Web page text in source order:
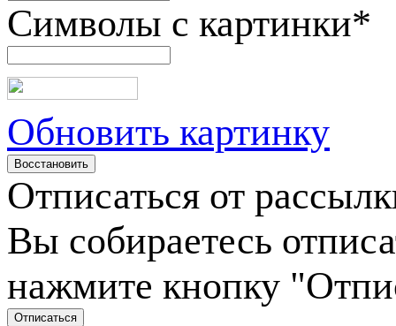
Символы с картинки*
Обновить картинку
Отписаться от
Вы собираетесь
нажмите кнопку